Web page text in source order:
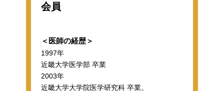
会員
＜医師の経歴＞
1997年
近畿大学医学部 卒業
2003年
近畿大学大学院医学研究科 卒業。